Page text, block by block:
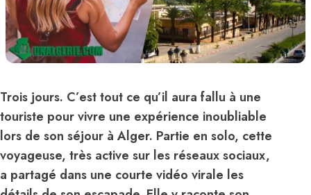
Trois jours. C’est tout ce qu’il aura fallu à une
touriste pour vivre une expérience inoubliable
lors de son séjour à Alger. Partie en solo, cette
voyageuse, très active sur les réseaux sociaux,
a partagé dans une courte vidéo virale les